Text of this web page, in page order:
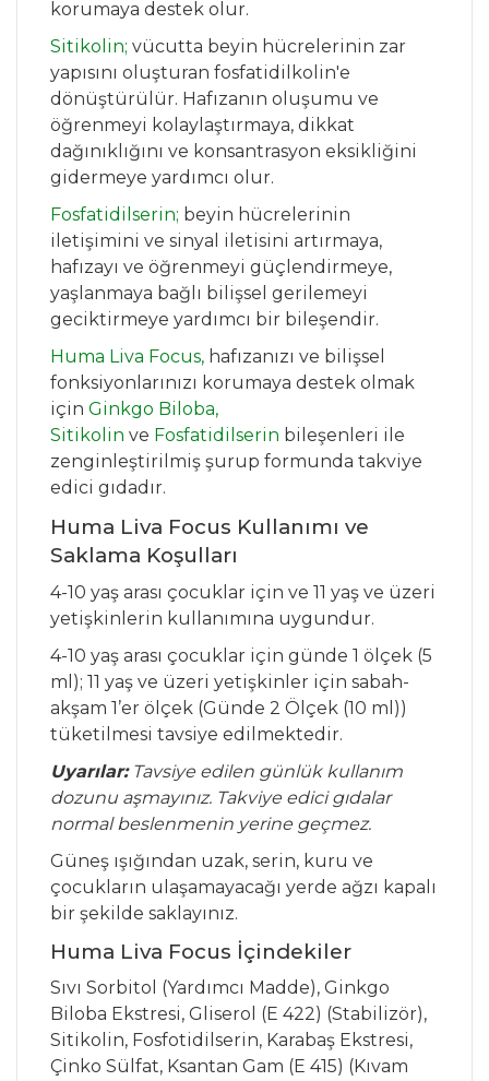
korumaya destek olur.
Sitikolin; vücutta beyin hücrelerinin zar
yapısını oluşturan fosfatidilkolin'e
dönüştürülür. Hafızanın oluşumu ve
öğrenmeyi kolaylaştırmaya, dikkat
dağınıklığını ve konsantrasyon eksikliğini
gidermeye yardımcı olur.
Fosfatidilserin; beyin hücrelerinin
iletişimini ve sinyal iletisini artırmaya,
hafızayı ve öğrenmeyi güçlendirmeye,
yaşlanmaya bağlı bilişsel gerilemeyi
geciktirmeye yardımcı bir bileşendir.
Huma Liva Focus, hafızanızı ve bilişsel
fonksiyonlarınızı korumaya destek olmak
için Ginkgo Biloba,
Sitikolin ve Fosfatidilserin bileşenleri ile
zenginleştirilmiş şurup formunda takviye
edici gıdadır.
Huma Liva Focus Kullanımı ve
Saklama Koşulları
4-10 yaş arası çocuklar için ve 11 yaş ve üzeri
yetişkinlerin kullanımına uygundur.
4-10 yaş arası çocuklar için günde 1 ölçek (5
ml); 11 yaş ve üzeri yetişkinler için sabah-
akşam 1’er ölçek (Günde 2 Ölçek (10 ml))
tüketilmesi tavsiye edilmektedir.
Uyarılar:Tavsiye edilen günlük kullanım
dozunu aşmayınız. Takviye edici gıdalar
normal beslenmenin yerine geçmez.
Güneş ışığından uzak, serin, kuru ve
çocukların ulaşamayacağı yerde ağzı kapalı
bir şekilde saklayınız.
Huma Liva Focus İçindekiler
Sıvı Sorbitol (Yardımcı Madde), Ginkgo
Biloba Ekstresi, Gliserol (E 422) (Stabilizör),
Sitikolin, Fosfotidilserin, Karabaş Ekstresi,
Çinko Sülfat, Ksantan Gam (E 415) (Kıvam